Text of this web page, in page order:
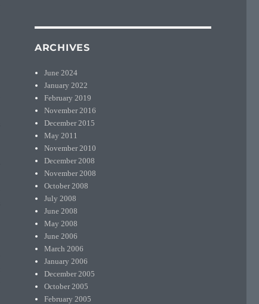
ARCHIVES
June 2024
January 2022
February 2019
November 2016
December 2015
May 2011
November 2010
December 2008
November 2008
October 2008
July 2008
June 2008
May 2008
June 2006
March 2006
January 2006
December 2005
October 2005
February 2005